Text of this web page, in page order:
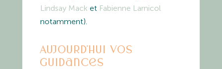
Lindsay Mack et Fabienne Larnicol
notamment).
Aujourd’hui vos
guidances